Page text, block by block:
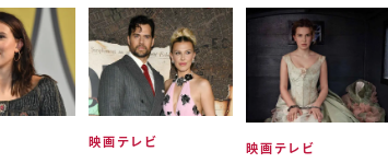
映画テレビ 映画テレビ